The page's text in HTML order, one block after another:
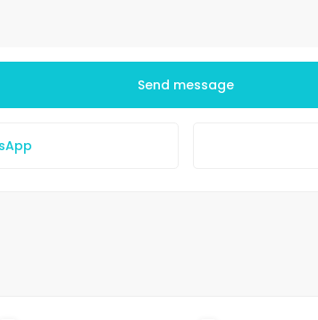
Send message